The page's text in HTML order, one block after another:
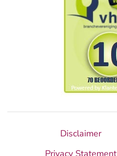
Disclaimer
Privacy Statement